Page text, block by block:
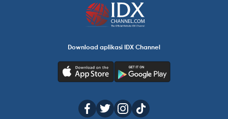
Download aplikasi IDX Channel